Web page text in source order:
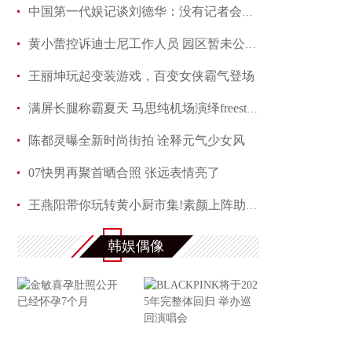
中国第一代娱记谈刘德华：没有记者会不喜欢他
黄小蕾控诉迪士尼工作人员 园区暂未公开回应当事
王丽坤玩起变装游戏，百变女侠霸气登场
满屏长腿称霸夏天 马思纯机场演绎freestyle
陈都灵曝全新时尚街拍 诠释元气少女风
07快男再聚首晒合照 张远表情亮了
王燕阳带你玩转黄小厨市集!素颜上阵助力嫣然天使
何润东夏日写真魅力多变 黑色蕾丝透视西装性感吸
韩娱偶像